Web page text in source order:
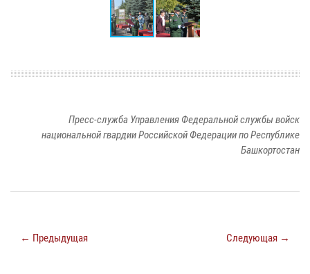
Пресс-служба Управления Федеральной службы войск
национальной гвардии Российской Федерации по Республике
Башкортостан
← Предыдущая Следующая →